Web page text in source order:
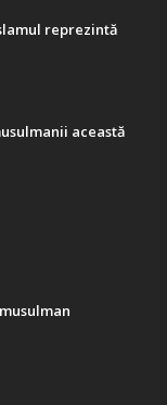
reprezintă
această